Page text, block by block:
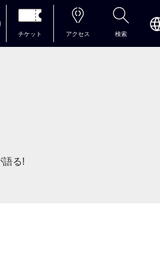
チケット アクセス 検索
語る!